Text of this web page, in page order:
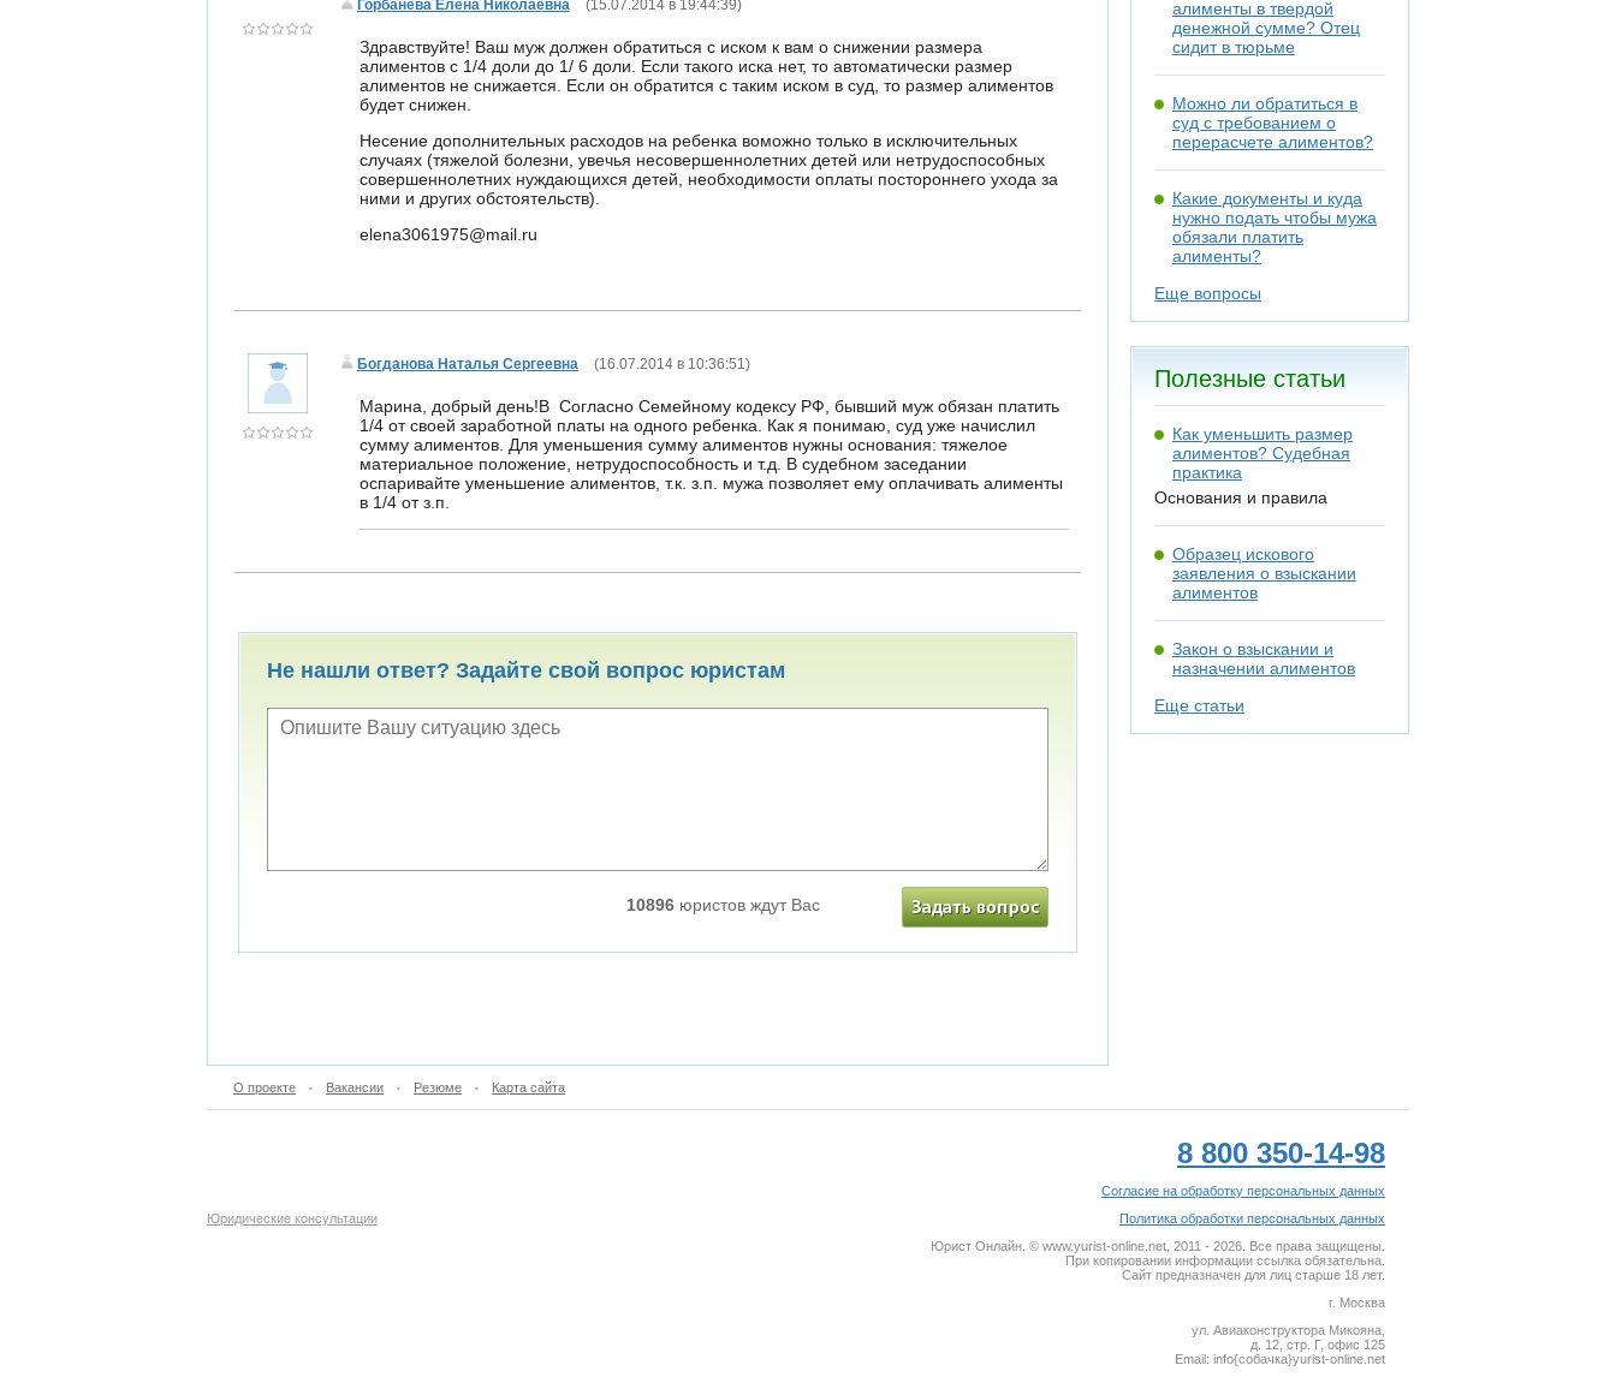
Горбанева Елена Николаевна (15.07.2014 в 19:44:39)
Здравствуйте! Ваш муж должен обратиться с иском к вам о снижении размера
алиментов с 1/4 доли до 1/ 6 доли. Если такого иска нет, то автоматически размер
алиментов не снижается. Если он обратится с таким иском в суд, то размер алиментов
будет снижен.
Несение дополнительных расходов на ребенка воможно только в исключительных
случаях (тяжелой болезни, увечья несовершеннолетних детей или нетрудоспособных
совершеннолетних нуждающихся детей, необходимости оплаты постороннего ухода за
ними и других обстоятельств).
elena3061975@mail.ru
Богданова Наталья Сергеевна (16.07.2014 в 10:36:51)
Марина, добрый день!В Согласно Семейному кодексу РФ, бывший муж обязан платить
1/4 от своей заработной платы на одного ребенка. Как я понимаю, суд уже начислил
сумму алиментов. Для уменьшения сумму алиментов нужны основания: тяжелое
материальное положение, нетрудоспособность и т.д. В судебном заседании
оспаривайте уменьшение алиментов, т.к. з.п. мужа позволяет ему оплачивать алименты
в 1/4 от з.п.
Не нашли ответ? Задайте свой вопрос юристам
10896 юристов ждут Вас
алименты в твердой
денежной сумме? Отец
сидит в тюрьме
Можно ли обратиться в
суд с требованием о
перерасчете алиментов?
Какие документы и куда
нужно подать чтобы мужа
обязали платить
алименты?
Еще вопросы
Полезные статьи
Как уменьшить размер
алиментов? Судебная
практика
Основания и правила
Образец искового
заявления о взыскании
алиментов
Закон о взыскании и
назначении алиментов
Еще статьи
О проекте • Вакансии • Резюме • Карта сайта
Юридические консультации
8 800 350-14-98
Согласие на обработку персональных данных
Политика обработки персональных данных
Юрист Онлайн. © www.yurist-online.net, 2011 - 2026. Все права защищены.
При копировании информации ссылка обязательна.
Сайт предназначен для лиц старше 18 лет.
г. Москва
ул. Авиаконструктора Микояна,
д. 12, стр. Г, офис 125
Email: info{собaчкa}yurist-online.net